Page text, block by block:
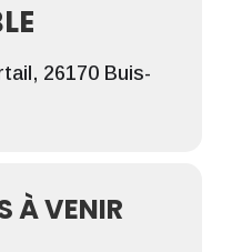
26170 Buis-
À VENIR